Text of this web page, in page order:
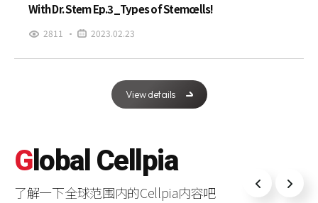
View details
With Dr. Stem Ep.3_Types of Stemcells!
2811 2023.02.23
Global Cellpia
了解一下全球范围内的Cellpia内容吧